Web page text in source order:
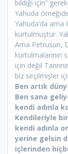
bildiği için”
Yahuda
Yahuda’da
kurtulmuştur.
Ama Petrusun,
kurtulmalarının
için değil
biz seçilmişler
Ben artık
Ben sana
kendi adınla
Kendileriyle
kendi adınla
yerine gelsin
içlerinden